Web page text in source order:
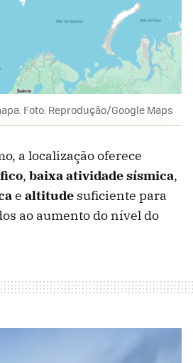
Foto: Reprodução/Google Maps
a localização oferece
, baixa atividade sísmica,
e altitude suficiente para
ao aumento do nível do